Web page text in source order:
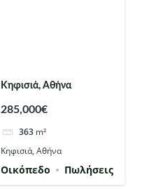
Κηφισιά, Αθήνα
285,000€
363 m²
Κηφισιά, Αθήνα
Οικόπεδο Πωλήσεις